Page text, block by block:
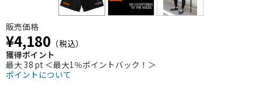
販売価格
¥4,180 （税込）
獲得ポイント
最大 38 pt ＜最大1％ポイントバック！＞
ポイントについて